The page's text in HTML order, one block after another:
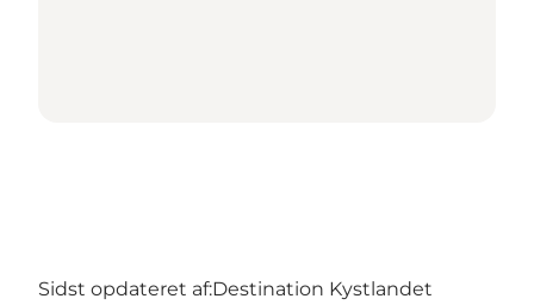
Sidst opdateret af:Destination Kystlandet